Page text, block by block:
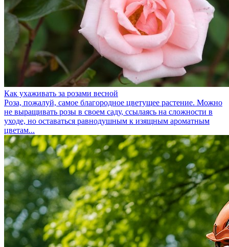
Как ухаживать за розами весной
Роза, пожалуй, самое благородное цветущее растение. Можно
не выращивать розы в своем саду, ссылаясь на сложности в
уходе, но оставаться равнодушным к изящным ароматным
цветам...